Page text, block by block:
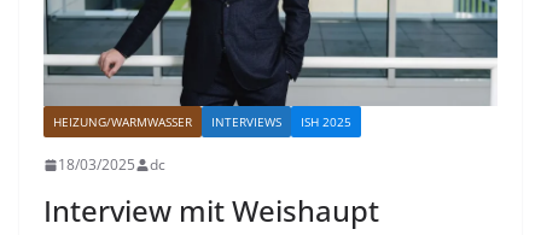
HEIZUNG/WARMWASSER INTERVIEWS ISH 2025
18/03/2025 dc
Interview mit Weishaupt